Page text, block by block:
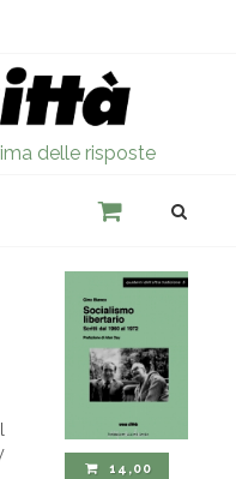
delle risposte
14,00